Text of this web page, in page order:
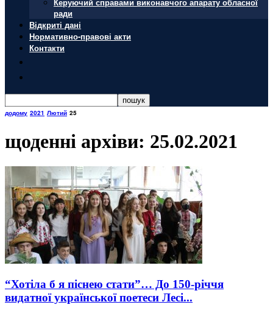
ради
Відкриті дані
Нормативно-правові акти
Контакти
додому 2021 Лютий 25
щоденні архіви: 25.02.2021
“Хотіла б я піснею стати”… До 150-річчя
видатної української поетеси Лесі...